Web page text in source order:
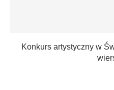
Konkurs artystyczny w